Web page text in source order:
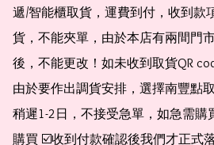
遞/智能櫃取貨，運費到付，收到款
貨，不能夾單，由於本店有兩間門
後，不能更改！如未收到取貨QR
由於要作出調貨安排，選擇南豐點
稍遲1-2日，不接受急單，如急需購
購買 ☑️收到付款確認後我們才正式